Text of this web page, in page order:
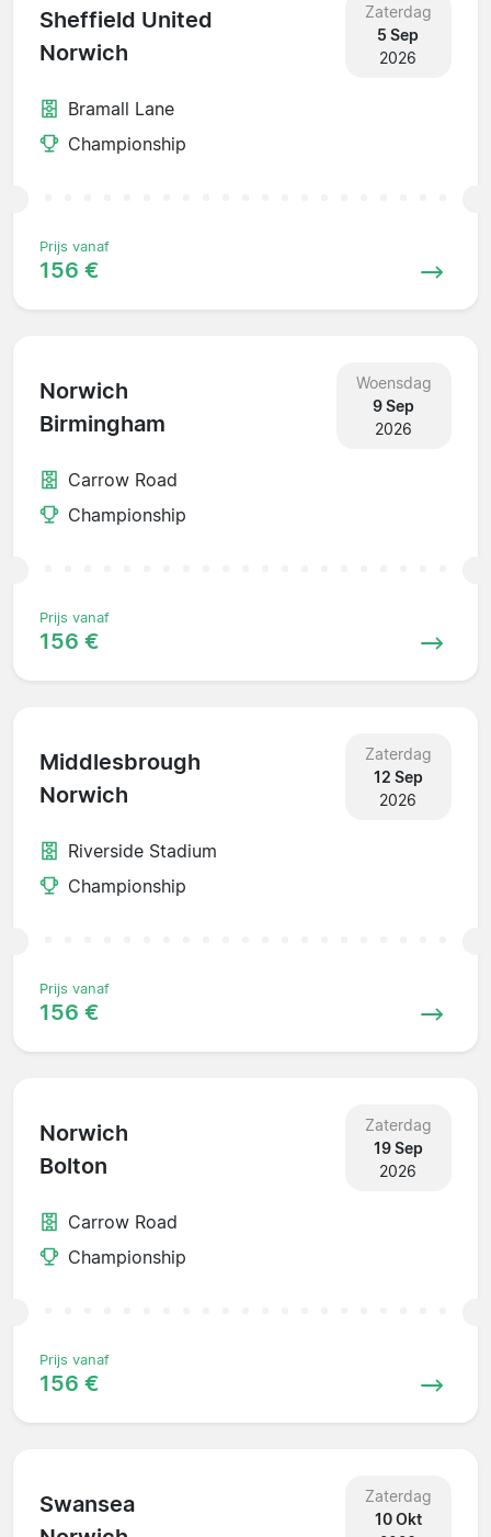
Sheffield United
Norwich
Zaterdag
5 Sep
2026
Bramall Lane
Championship
Prijs vanaf
156 €
Norwich
Birmingham
Woensdag
9 Sep
2026
Carrow Road
Championship
Prijs vanaf
156 €
Middlesbrough
Norwich
Zaterdag
12 Sep
2026
Riverside Stadium
Championship
Prijs vanaf
156 €
Norwich
Bolton
Zaterdag
19 Sep
2026
Carrow Road
Championship
Prijs vanaf
156 €
Swansea
Zaterdag
10 Okt